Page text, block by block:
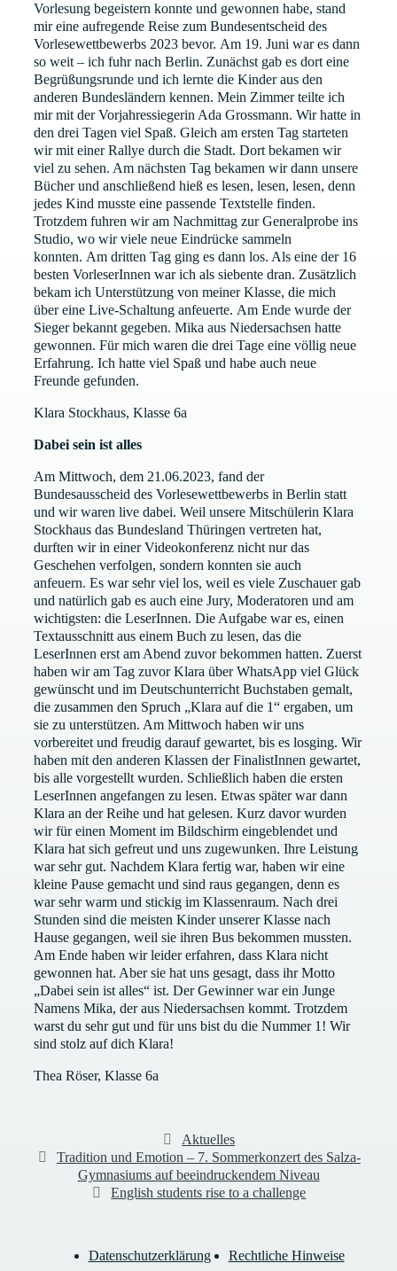
Vorlesung begeistern konnte und gewonnen habe, stand
mir eine aufregende Reise zum Bundesentscheid des
Vorlesewettbewerbs 2023 bevor. Am 19. Juni war es dann
so weit – ich fuhr nach Berlin. Zunächst gab es dort eine
Begrüßungsrunde und ich lernte die Kinder aus den
anderen Bundesländern kennen. Mein Zimmer teilte ich
mir mit der Vorjahressiegerin Ada Grossmann. Wir hatte in
den drei Tagen viel Spaß. Gleich am ersten Tag starteten
wir mit einer Rallye durch die Stadt. Dort bekamen wir
viel zu sehen. Am nächsten Tag bekamen wir dann unsere
Bücher und anschließend hieß es lesen, lesen, lesen, denn
jedes Kind musste eine passende Textstelle finden.
Trotzdem fuhren wir am Nachmittag zur Generalprobe ins
Studio, wo wir viele neue Eindrücke sammeln
konnten. Am dritten Tag ging es dann los. Als eine der 16
besten VorleserInnen war ich als siebente dran. Zusätzlich
bekam ich Unterstützung von meiner Klasse, die mich
über eine Live-Schaltung anfeuerte. Am Ende wurde der
Sieger bekannt gegeben. Mika aus Niedersachsen hatte
gewonnen. Für mich waren die drei Tage eine völlig neue
Erfahrung. Ich hatte viel Spaß und habe auch neue
Freunde gefunden.
Klara Stockhaus, Klasse 6a
Dabei sein ist alles
Am Mittwoch, dem 21.06.2023, fand der
Bundesausscheid des Vorlesewettbewerbs in Berlin statt
und wir waren live dabei. Weil unsere Mitschülerin Klara
Stockhaus das Bundesland Thüringen vertreten hat,
durften wir in einer Videokonferenz nicht nur das
Geschehen verfolgen, sondern konnten sie auch
anfeuern. Es war sehr viel los, weil es viele Zuschauer gab
und natürlich gab es auch eine Jury, Moderatoren und am
wichtigsten: die LeserInnen. Die Aufgabe war es, einen
Textausschnitt aus einem Buch zu lesen, das die
LeserInnen erst am Abend zuvor bekommen hatten. Zuerst
haben wir am Tag zuvor Klara über WhatsApp viel Glück
gewünscht und im Deutschunterricht Buchstaben gemalt,
die zusammen den Spruch „Klara auf die 1“ ergaben, um
sie zu unterstützen. Am Mittwoch haben wir uns
vorbereitet und freudig darauf gewartet, bis es losging. Wir
haben mit den anderen Klassen der FinalistInnen gewartet,
bis alle vorgestellt wurden. Schließlich haben die ersten
LeserInnen angefangen zu lesen. Etwas später war dann
Klara an der Reihe und hat gelesen. Kurz davor wurden
wir für einen Moment im Bildschirm eingeblendet und
Klara hat sich gefreut und uns zugewunken. Ihre Leistung
war sehr gut. Nachdem Klara fertig war, haben wir eine
kleine Pause gemacht und sind raus gegangen, denn es
war sehr warm und stickig im Klassenraum. Nach drei
Stunden sind die meisten Kinder unserer Klasse nach
Hause gegangen, weil sie ihren Bus bekommen mussten.
Am Ende haben wir leider erfahren, dass Klara nicht
gewonnen hat. Aber sie hat uns gesagt, dass ihr Motto
„Dabei sein ist alles“ ist. Der Gewinner war ein Junge
Namens Mika, der aus Niedersachsen kommt. Trotzdem
warst du sehr gut und für uns bist du die Nummer 1! Wir
sind stolz auf dich Klara!
Thea Röser, Klasse 6a
Kategorien
Aktuelles
Tradition und Emotion – 7. Sommerkonzert des Salza-
Gymnasiums auf beeindruckendem Niveau
English students rise to a challenge
Datenschutzerklärung Rechtliche Hinweise